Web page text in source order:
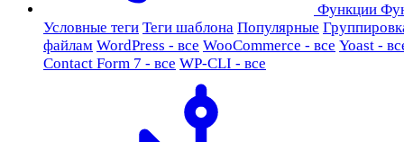
Функции
Условные теги Теги шаблона Популярные
файлам WordPress - все WooCommerce - все Yoast -
Contact Form 7 - все WP-CLI - все